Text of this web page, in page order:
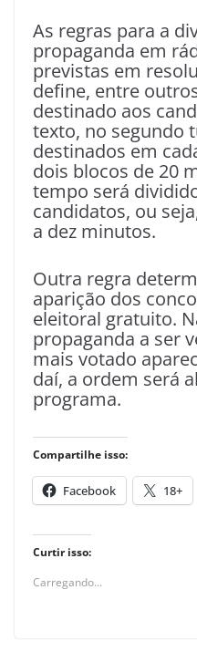
As regras para a
propaganda em
previstas em
define, entre
destinado aos
texto, no segundo
destinados em
dois blocos de 20
tempo será
candidatos, ou
a dez minutos.
Outra regra
aparição dos
eleitoral gratuito.
propaganda a ser
mais votado
daí, a ordem será
programa.
Compartilhe isso:
Facebook 18+
Curtir isso:
Carregando...